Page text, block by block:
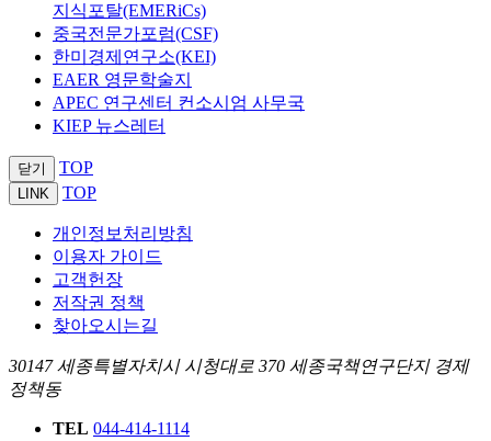
지식포탈(EMERiCs)
중국전문가포럼(CSF)
한미경제연구소(KEI)
EAER 영문학술지
APEC 연구센터 컨소시엄 사무국
KIEP 뉴스레터
닫기 TOP
LINK TOP
개인정보처리방침
이용자 가이드
고객헌장
저작권 정책
찾아오시는길
30147 세종특별자치시 시청대로 370 세종국책연구단지 경제
정책동
TEL 044-414-1114